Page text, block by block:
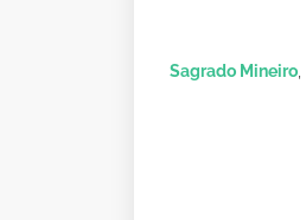
Sagrado Mineiro